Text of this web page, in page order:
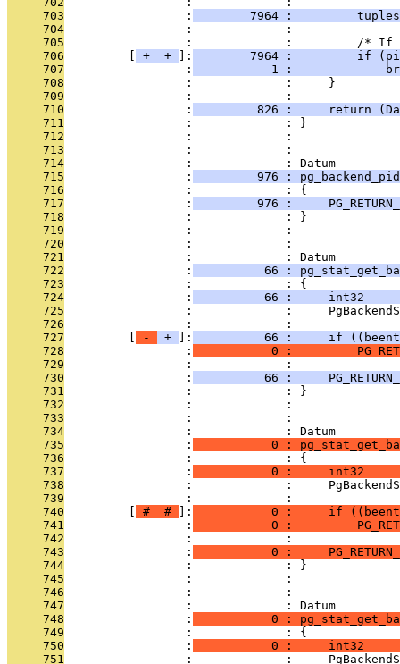
     703
                 :
7964 :
     704
                 :             :
     705
:             :         /*
     706
+ + ]:
7964 :         if
     707
                 :
1 :
     708
                 :             :     }
     709
                 :             :
     710
                 :
826 :     return
     711
                 :             : }
     712
                 :             :
     713
                 :             :
     714
                 :             : Datum
     715
                 :
976 :
     716
                 :             : {
     717
                 :
976 :
     718
                 :             : }
     719
                 :             :
     720
                 :             :
     721
                 :             : Datum
     722
                 :
66 :
     723
                 :             : {
     724
                 :
66 :     int32
     725
:             :
     726
                 :             :
     727
- + ]:
66 :     if
     728
                 :
0 :
     729
                 :             :
     730
                 :
66 :
     731
                 :             : }
     732
                 :             :
     733
                 :             :
     734
                 :             : Datum
     735
                 :
0 :
     736
                 :             : {
     737
                 :
0 :     int32
     738
:             :
     739
                 :             :
     740
# # ]:
0 :     if
     741
                 :
0 :
     742
                 :             :
     743
                 :
0 :
     744
                 :             : }
     745
                 :             :
     746
                 :             :
     747
                 :             : Datum
     748
                 :
0 :
     749
                 :             : {
     750
                 :
0 :     int32
     751
:             :